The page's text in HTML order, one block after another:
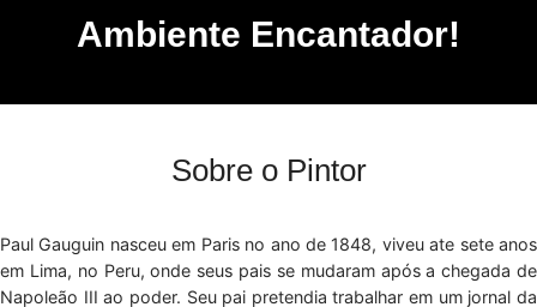
Ambiente Encantador!
Sobre o Pintor
Paul Gauguin nasceu em Paris no ano de 1848, viveu ate sete anos
em Lima, no Peru, onde seus pais se mudaram após a chegada de
Napoleão III ao poder. Seu pai pretendia trabalhar em um jornal da